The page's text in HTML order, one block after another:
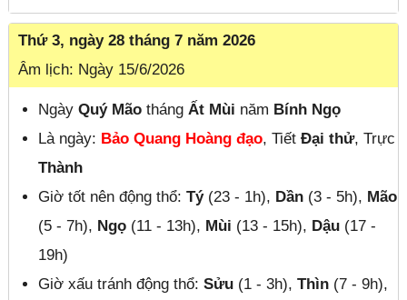
Thứ 3, ngày 28 tháng 7 năm 2026
Âm lịch: Ngày 15/6/2026
NgàyQuý Mão tháng Ất Mùi năm Bính Ngọ
Là ngày: Bảo Quang Hoàng đạo, TiếtĐại thử, Trực
Thành
Giờ tốt nên động thổ:Tý(23 - 1h), Dần (3 - 5h), Mão
(5 - 7h), Ngọ (11 - 13h), Mùi (13 - 15h), Dậu (17 -
19h)
Giờ xấu tránh động thổ:Sửu (1 - 3h),Thìn (7 - 9h),